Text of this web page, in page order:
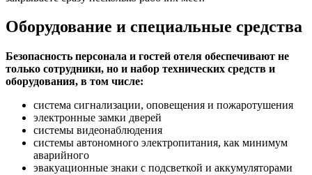
Оборудование и специальные средства
Безопасность персонала и гостей отеля обеспечивают не
только сотрудники, но и набор технических средств и
оборудования, в том числе:
система сигнализации, оповещения и пожаротушения
электронные замки дверей
системы видеонаблюдения
системы автономного электропитания, как минимум
аварийного
эвакуационные знаки с подсветкой и аккумуляторами